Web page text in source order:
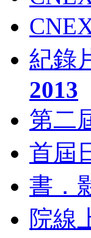
紀錄
2013
第二
首屆
書．
院線